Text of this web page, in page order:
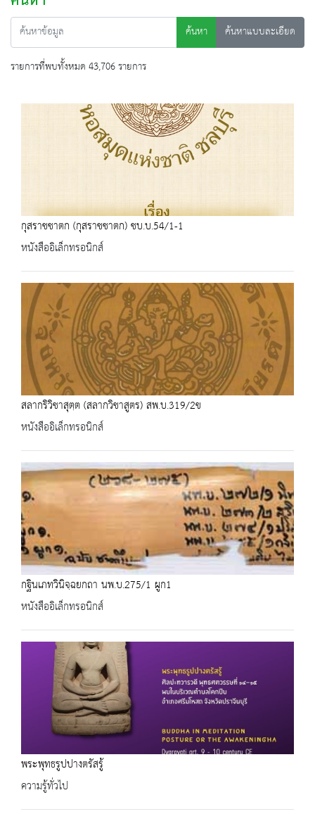
ค้นหา
ค้นหาแบบละเอียด
รายการที่พบทั้งหมด 43,706 รายการ
กุสราชชาตก (กุสราชชาตก) ชบ.บ.54/1-1
หนังสืออิเล็กทรอนิกส์
สลากริวิชาสุตฺต (สลากวิชาสูตร) สพ.บ.319/2ข
หนังสืออิเล็กทรอนิกส์
กฐินเภทวินิจฺฉยกถา นพ.บ.275/1 ผูก1
หนังสืออิเล็กทรอนิกส์
พระพุทธรูปปางตรัสรู้
ความรู้ทั่วไป